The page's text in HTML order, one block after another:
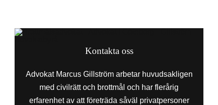
Kontakta oss
Advokat Marcus Gillström arbetar huvudsakligen
med civilrätt och brottmål och har flerårig
erfarenhet av att företräda såväl privatpersoner